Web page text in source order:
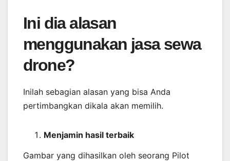
Ini dia alasan
menggunakan jasa sewa
drone?
Inilah sebagian alasan yang bisa Anda
pertimbangkan dikala akan memilih.
Menjamin hasil terbaik
Gambar yang dihasilkan oleh seorang Pilot